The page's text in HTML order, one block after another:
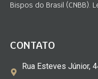
Bispos do Brasil (CNBB).
CONTATO
Rua Esteves Júnior,